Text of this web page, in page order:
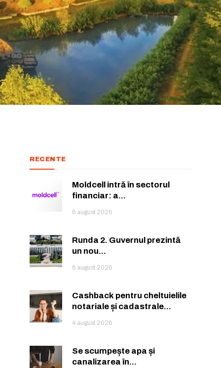
RECENTE
Moldcell intră în sectorul
financiar: a...
6 august 2026
Runda 2. Guvernul prezintă
un nou...
6 august 2026
Cashback pentru cheltuielile
notariale și cadastrale...
4 august 2026
Se scumpește apa și
canalizarea în...